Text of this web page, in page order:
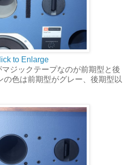
to Enlarge
ジックテープなのが前期型と後
の色は前期型がグレー、後期型以